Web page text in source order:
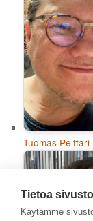
Tuomas Pelttari
Tietoa
Käytämme